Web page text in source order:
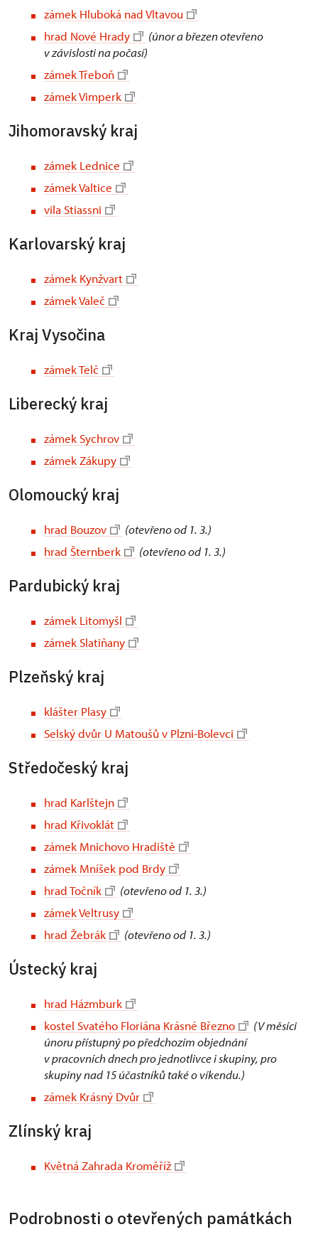
zámek Hluboká nad Vltavou
hrad Nové Hrady
(únor a březen otevřeno
v závislosti na počasí)
zámek Třeboň
zámek Vimperk
Jihomoravský kraj
zámek Lednice
zámek Valtice
vila Stiassni
Karlovarský kraj
zámek Kynžvart
zámek Valeč
Kraj Vysočina
zámek Telč
Liberecký kraj
zámek Sychrov
zámek Zákupy
Olomoucký kraj
hrad Bouzov
(otevřeno od 1. 3.)
hrad Šternberk
(otevřeno od 1. 3.)
Pardubický kraj
zámek Litomyšl
zámek Slatiňany
Plzeňský kraj
klášter Plasy
Selský dvůr U Matoušů v Plzni-Bolevci
Středočeský kraj
hrad Karlštejn
hrad Křivoklát
zámek Mnichovo Hradiště
zámek Mníšek pod Brdy
hrad Točník
(otevřeno od 1. 3.)
zámek Veltrusy
hrad Žebrák
(otevřeno od 1. 3.)
Ústecký kraj
hrad Házmburk
kostel Svatého Floriána Krásné Březno
(V měsíci
únoru přístupný po předchozím objednání
v pracovních dnech pro jednotlivce i skupiny, pro
skupiny nad 15 účastníků také o víkendu.)
zámek Krásný Dvůr
Zlínský kraj
Květná Zahrada Kroměříž
Podrobnosti o otevřených památkách